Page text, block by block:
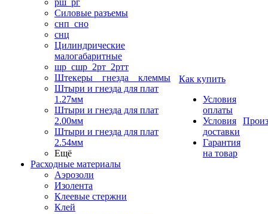
рш_рг
Силовые разъемы
снп_сно
снц
Цилиндрические
малогабаритные
шр_сшр_2рт_2ртт
Штекеры _ гнезда _ клеммы
Штыри и гнезда для плат
1.27мм
Штыри и гнезда для плат
2.00мм
Штыри и гнезда для плат
2.54мм
Ещё
Расходные материалы
Аэрозоли
Изолента
Клеевые стержни
Клей
Как купить
Условия
оплаты
Условия
доставки
Гарантия
на товар